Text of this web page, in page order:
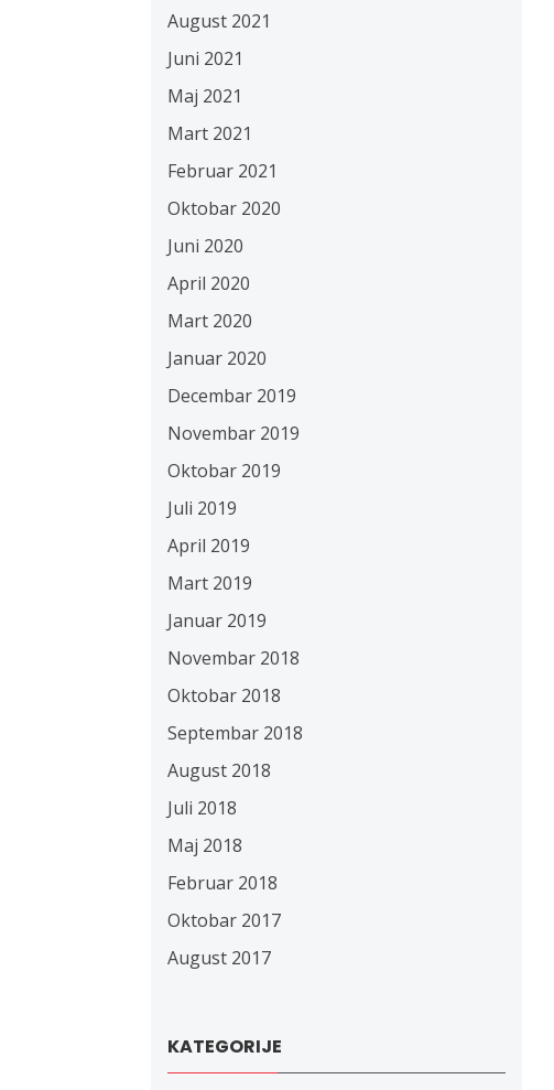
August 2021
Juni 2021
Maj 2021
Mart 2021
Februar 2021
Oktobar 2020
Juni 2020
April 2020
Mart 2020
Januar 2020
Decembar 2019
Novembar 2019
Oktobar 2019
Juli 2019
April 2019
Mart 2019
Januar 2019
Novembar 2018
Oktobar 2018
Septembar 2018
August 2018
Juli 2018
Maj 2018
Februar 2018
Oktobar 2017
August 2017
KATEGORIJE